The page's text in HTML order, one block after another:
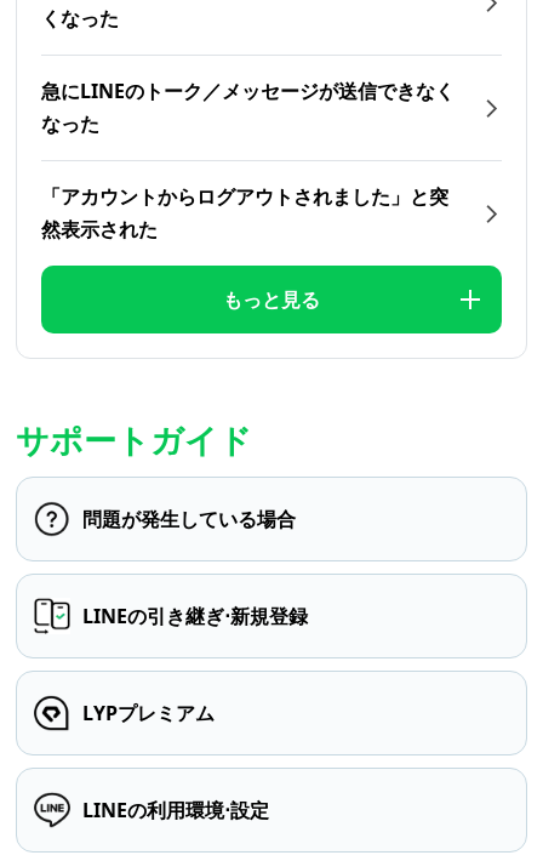
くなった
急にLINEのトーク／メッセージが送信できなく
なった
「アカウントからログアウトされました」と突
然表示された
もっと見る
サポートガイド
問題が発生している場合
LINEの引き継ぎ⋅新規登録
LYPプレミアム
LINEの利用環境⋅設定